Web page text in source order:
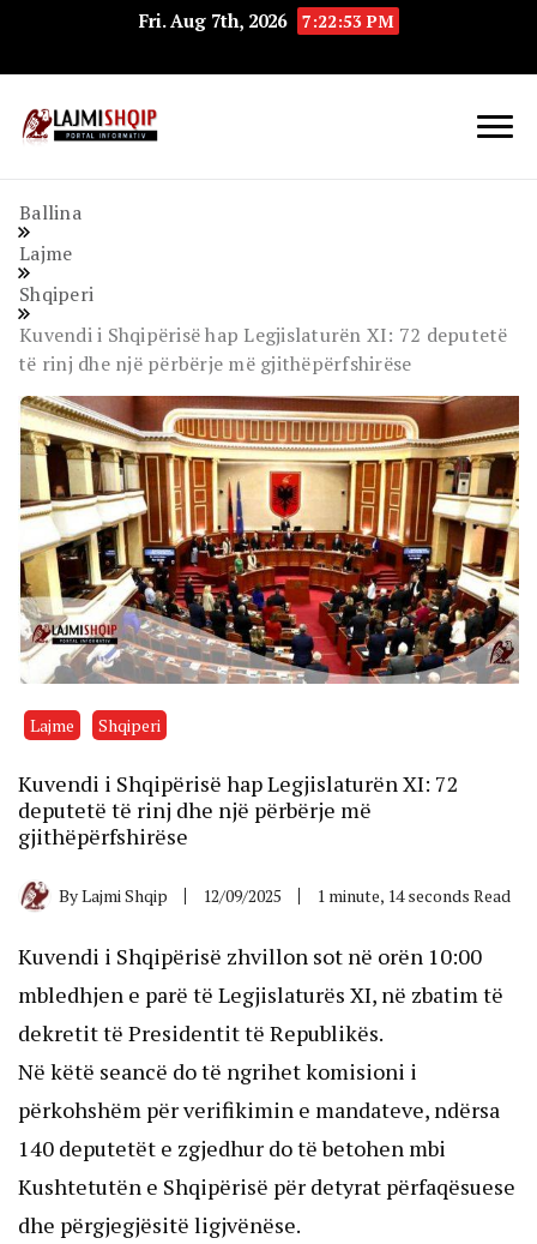
Fri. Aug 7th, 2026 7:22:54 PM
Ballina
Lajme
Shqiperi
Kuvendi i Shqipërisë hap Legjislaturën XI: 72 deputetë
të rinj dhe një përbërje më gjithëpërfshirëse
Lajme Shqiperi
Kuvendi i Shqipërisë hap Legjislaturën XI: 72
deputetë të rinj dhe një përbërje më
gjithëpërfshirëse
ByLajmi Shqip 12/09/2025 1 minute, 14 seconds Read
Kuvendi i Shqipërisë zhvillon sot në orën 10:00
mbledhjen e parë të Legjislaturës XI, në zbatim të
dekretit të Presidentit të Republikës.
Në këtë seancë do të ngrihet komisioni i
përkohshëm për verifikimin e mandateve, ndërsa
140 deputetët e zgjedhur do të betohen mbi
Kushtetutën e Shqipërisë për detyrat përfaqësuese
dhe përgjegjësitë ligjvënëse.